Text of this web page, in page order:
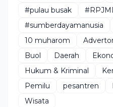
#pulau busak
#sumberdayamanusia
10 muharom
Buol
Daerah
Hukum & Kriminal
Pemilu
pesantren
Wisata